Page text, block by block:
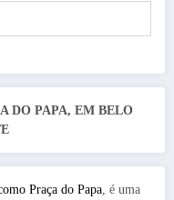
DO PAPA, EM BELO
Praça do Papa , é uma